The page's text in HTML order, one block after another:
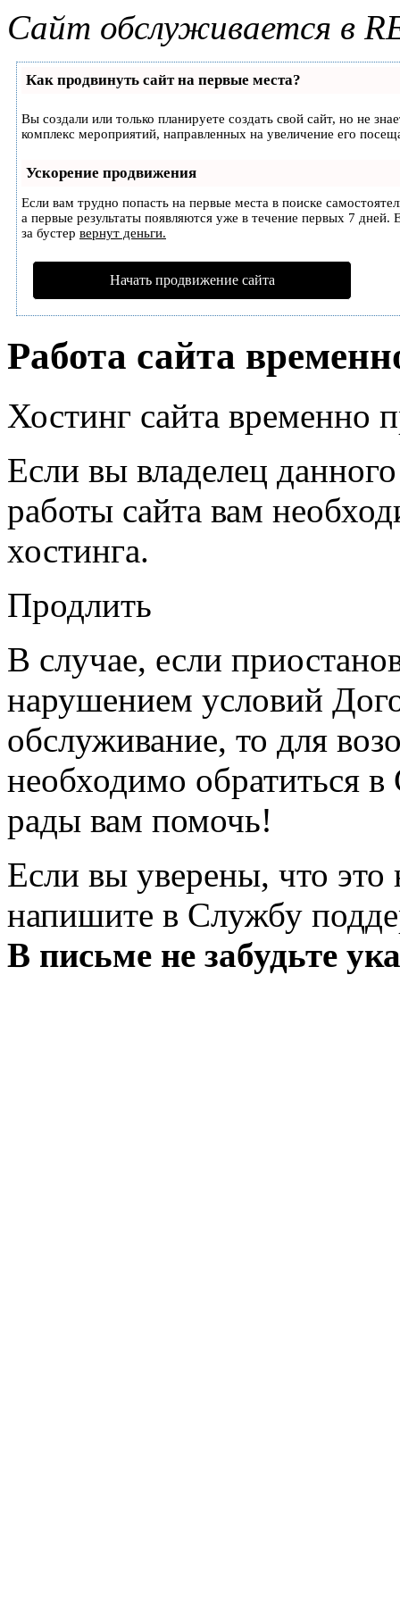
Сайт обслуживается в
Как продвинуть сайт на первые места?
Вы создали или только планируете создать свой сайт, но не
комплекс мероприятий, направленных на увеличение его
Ускорение продвижения
Если вам трудно попасть на первые места в поиске
а первые результаты появляются уже в течение первых 7
за бустер вернут деньги.
Начать продвижение сайта
Работа сайта
Хостинг сайта временно
Если вы владелец
работы сайта вам
хостинга.
Продлить
В случае, если
нарушением условий
обслуживание, то для
необходимо обратиться
рады вам помочь!
Если вы уверены, что
напишите в Службу
В письме не забудьте